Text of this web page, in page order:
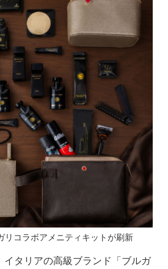
リコラボアメニティキットが刷新
タリアの高級ブランド「ブルガ